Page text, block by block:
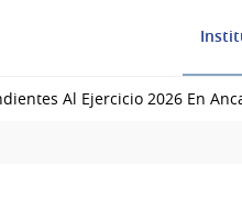
Al Ejercicio 2026 En